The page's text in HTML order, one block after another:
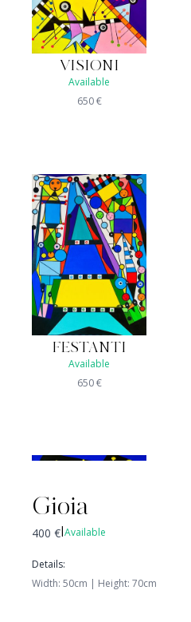
Gioia
400 € Available
Details:
Width: 50cm | Height: 70cm
VISIONI
Available
650€
FESTANTI
Available
650€